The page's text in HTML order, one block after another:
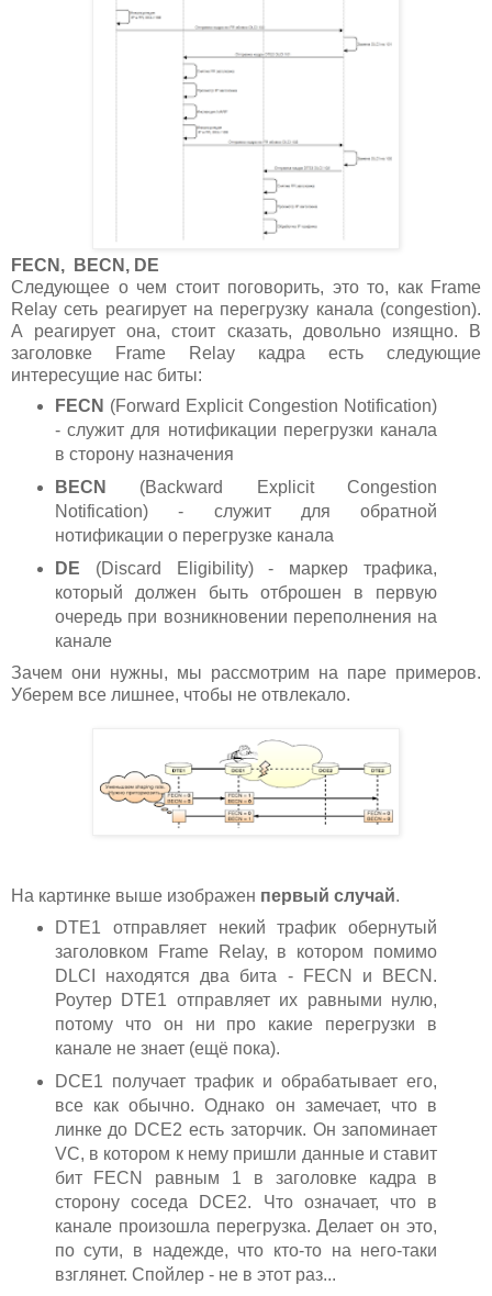
FECN, BECN, DE
Следующее о чем стоит поговорить, это то, как Frame
Relay сеть реагирует на перегрузку канала (congestion).
А реагирует она, стоит сказать, довольно изящно. В
заголовке Frame Relay кадра есть следующие
интересущие нас биты:
FECN (Forward Explicit Congestion Notification)
- служит для нотификации перегрузки канала
в сторону назначения
BECN
(Backward Explicit Congestion
Notification) - служит для обратной
нотификации о перегрузке канала
DE (Discard Eligibility) - маркер трафика,
который должен быть отброшен в первую
очередь при возникновении переполнения на
канале
Зачем они нужны, мы рассмотрим на паре примеров.
Уберем все лишнее, чтобы не отвлекало.
На картинке выше изображен первый случай.
DTE1 отправляет некий трафик обернутый
заголовком Frame Relay, в котором помимо
DLCI находятся два бита - FECN и BECN.
Роутер DTE1 отправляет их равными нулю,
потому что он ни про какие перегрузки в
канале не знает (ещё пока).
DCE1 получает трафик и обрабатывает его,
все как обычно. Однако он замечает, что в
линке до DCE2 есть заторчик. Он запоминает
VC, в котором к нему пришли данные и ставит
бит FECN равным 1 в заголовке кадра в
сторону соседа DCE2. Что означает, что в
канале произошла перегрузка. Делает он это,
по сути, в надежде, что кто-то на него-таки
взглянет. Спойлер - не в этот раз...